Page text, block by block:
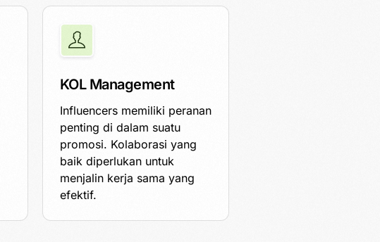
KOL Management
Influencers memiliki peranan
penting di dalam suatu
promosi. Kolaborasi yang
baik diperlukan untuk
menjalin kerja sama yang
efektif.